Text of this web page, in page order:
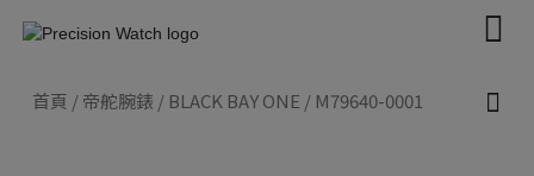
首頁 /帝舵腕錶 / BLACK BAY ONE / M79640-0001